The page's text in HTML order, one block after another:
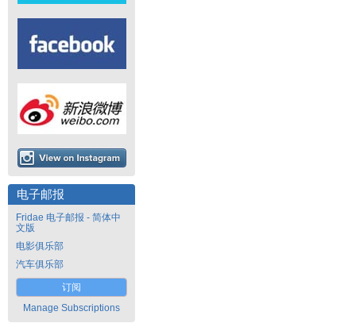
电子邮报
Fridae 电子邮报 - 简体中
文版
电影俱乐部
汽车俱乐部
订阅
Manage Subscriptions